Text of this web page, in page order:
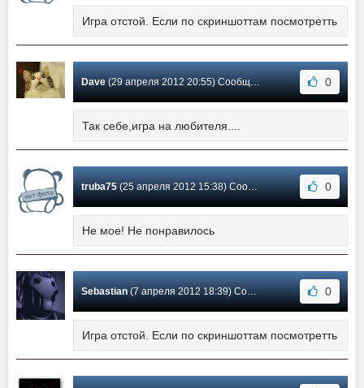
Игра отстой. Если по скриншоттам посмотретть
Dave(29 апреля 2012 20:55) Сообщение #5 0
Так себе,игра на любителя....
truba75(25 апреля 2012 15:38) Сообщение #4 0
Не мое! Не понравилось
Sebastian(7 апреля 2012 18:39) Сообщение #3 0
Игра отстой. Если по скриншоттам посмотретть